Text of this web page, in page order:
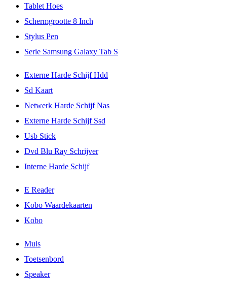
Tablet Hoes
Schermgrootte 8 Inch
Stylus Pen
Serie Samsung Galaxy Tab S
Externe Harde Schijf Hdd
Sd Kaart
Netwerk Harde Schijf Nas
Externe Harde Schijf Ssd
Usb Stick
Dvd Blu Ray Schrijver
Interne Harde Schijf
E Reader
Kobo Waardekaarten
Kobo
Muis
Toetsenbord
Speaker